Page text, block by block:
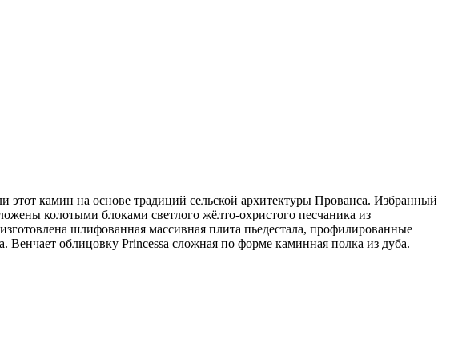
камин на основе традиций сельской архитектуры Прованса. Избранный
колотыми блоками светлого жёлто-охристого песчаника из
шлифованная массивная плита пьедестала, профилированные
облицовку Princessa сложная по форме каминная полка из дуба.